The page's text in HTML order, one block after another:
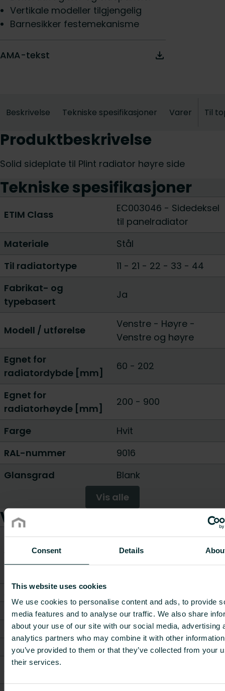
Consent Details
This website uses cookies
We use cookies to personalise content and ads, to provide
media features and to analyse our traffic. We also share
about your use of our site with our social media, advertising
analytics partners who may combine it with other
you’ve provided to them or that they’ve collected from your
their services.
Vertikale modeller tilgjengelig
Barnesikker festemekanisme
AMA-tekst
Beskrivelse Tekniske spesifikasjoner Varer Til
Produktbeskrivelse
Solid sideplate til Plint radiator høyre side
Tekniske spesifikasjoner
ETIM Class
EC003046 - Sidedeksel
til panelradiator
Materiale
Stål
Til radiatortype
11 - 21 - 22 - 33 - 44
Fabrikat- og
typebasert
Ja
Modell / utførelse
Venstre - Høyre -
Venstre og høyre
Egnet for
radiatordybde [mm]
60 - 202
Egnet for
radiatorhøyde [mm]
200 - 900
Farge
Hvit
RAL-nummer
9016
Glansgrad
Blank
Vis alle
Varer
Varenummer Varebeskrivelse
CO2/
A06210400001SP00
- 0.36
-
A06210700003SP00
- 0.27
-
A06110700001SP10
- 0.3446 -